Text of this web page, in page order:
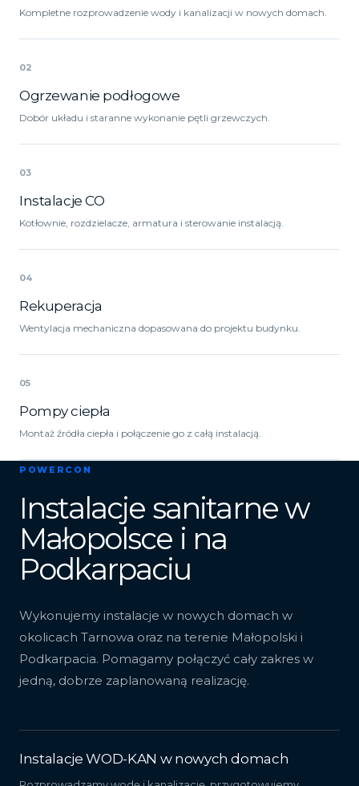
Kompletne rozprowadzenie wody i kanalizacji w nowych domach.
02
Ogrzewanie podłogowe
Dobór układu i staranne wykonanie pętli grzewczych.
03
Instalacje CO
Kotłownie, rozdzielacze, armatura i sterowanie instalacją.
04
Rekuperacja
Wentylacja mechaniczna dopasowana do projektu budynku.
05
Pompy ciepła
Montaż źródła ciepła i połączenie go z całą instalacją.
POWERCON
Instalacje sanitarne w
Małopolsce i na
Podkarpaciu
Wykonujemy instalacje w nowych domach w
okolicach Tarnowa oraz na terenie Małopolski i
Podkarpacia. Pomagamy połączyć cały zakres w
jedną, dobrze zaplanowaną realizację.
Instalacje WOD-KAN w nowych domach